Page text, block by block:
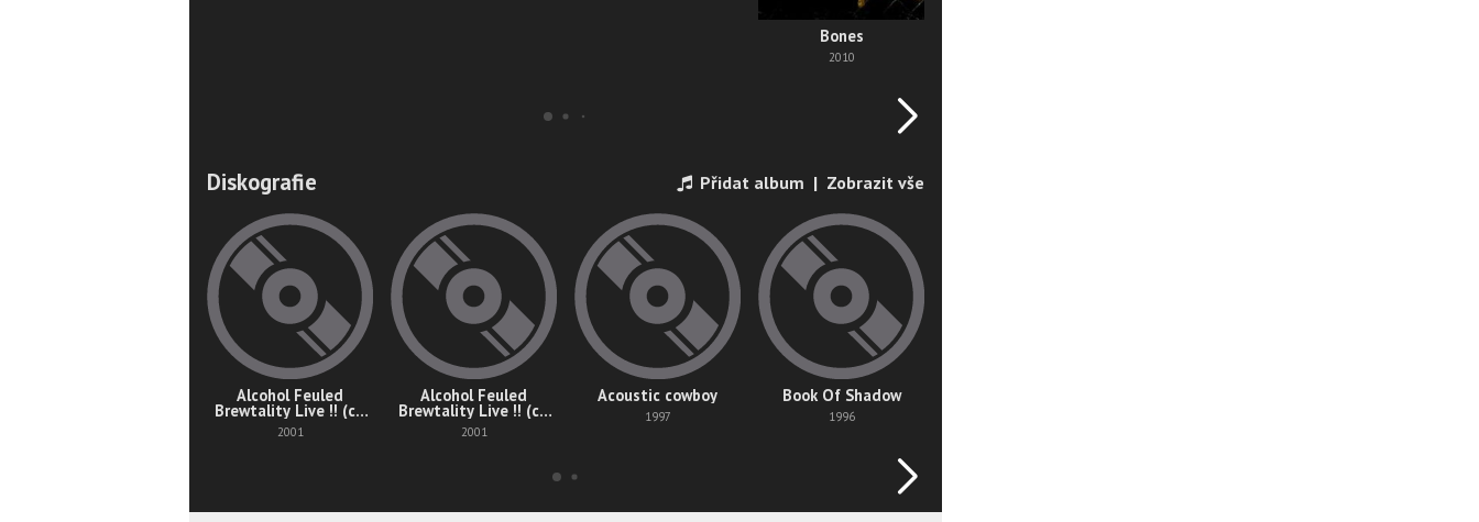
Bones
2010
Diskografie Přidat album | Zobrazit vše
Alcohol Feuled
Brewtality Live !! (cd
2)
2001
Alcohol Feuled
Brewtality Live !! (cd
1)
2001
Acoustic cowboy
1997
Book Of Shadow
1996